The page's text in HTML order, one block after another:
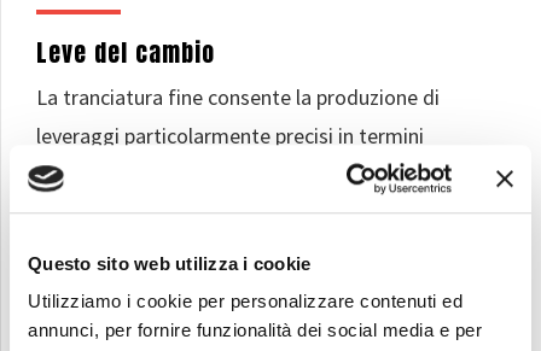
Questo sito web utilizza i cookie
Utilizziamo i cookie per personalizzare contenuti ed
annunci, per fornire funzionalità dei social media e per
Leve del cambio
La tranciatura fine consente la produzione di
leveraggi particolarmente precisi in termini
dimensionali, adatti alle moderne applicazioni in
cambi di velocità manuali, semiautomatici e
automatici.
Dischi per frizione multidisco